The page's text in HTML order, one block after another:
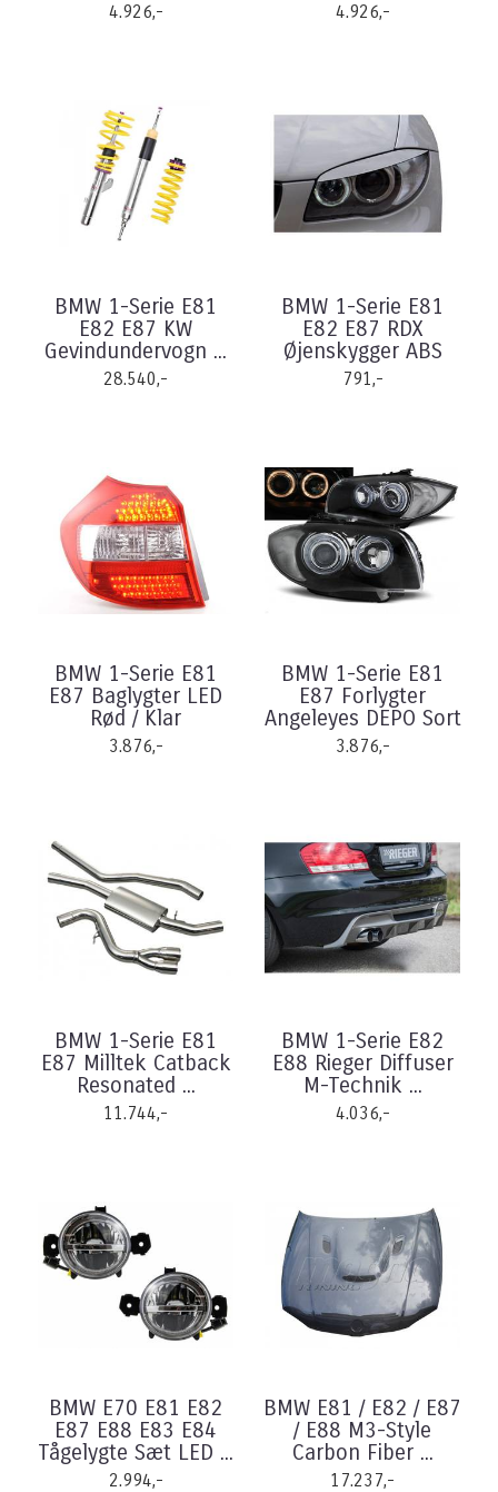
4.926,- 4.926,-
BMW 1-Serie E81
E82 E87 KW
Gevindundervogn ...
28.540,-
BMW 1-Serie E81
E82 E87 RDX
Øjenskygger ABS
791,-
BMW 1-Serie E81
E87 Baglygter LED
Rød / Klar
3.876,-
BMW 1-Serie E81
E87 Forlygter
Angeleyes DEPO Sort
3.876,-
BMW 1-Serie E81
E87 Milltek Catback
Resonated ...
11.744,-
BMW 1-Serie E82
E88 Rieger Diffuser
M-Technik ...
4.036,-
BMW E70 E81 E82
E87 E88 E83 E84
Tågelygte Sæt LED ...
2.994,-
BMW E81 / E82 / E87
/ E88 M3-Style
Carbon Fiber ...
17.237,-